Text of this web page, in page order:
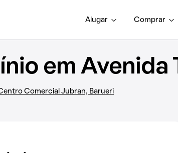
Alugar Comprar
em Avenida
Comercial Jubran, Barueri